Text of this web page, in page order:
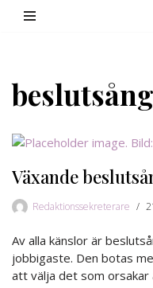
Växande
Redaktionssekreterare
Av alla känslor är
jobbigaste. Den botas
att välja det som orsakar